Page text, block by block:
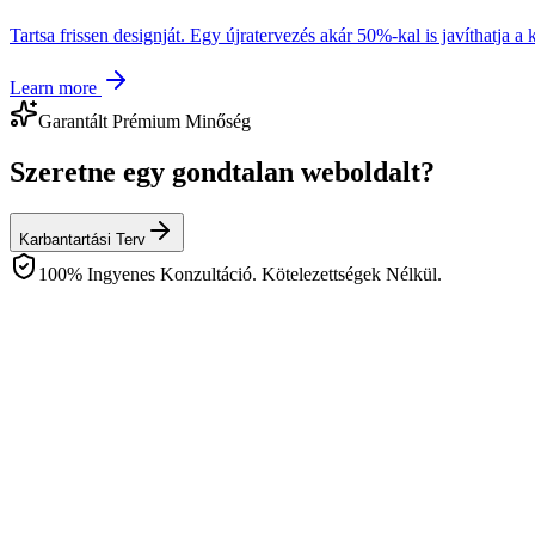
Tartsa frissen designját. Egy újratervezés akár 50%-kal is javíthatja a
Learn more
Garantált Prémium Minőség
Szeretne egy gondtalan weboldalt?
Karbantartási Terv
100% Ingyenes Konzultáció. Kötelezettségek Nélkül.